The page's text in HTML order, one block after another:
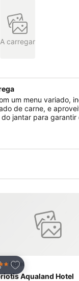
A carregar
um menu variado,
de carne, e
jantar para garantir
Adicionar aos
Hotel
Aqualand Hotel